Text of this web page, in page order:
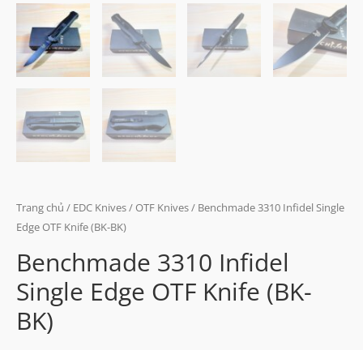
Trang chủ / EDC Knives/OTF Knives/ Benchmade 3310 Infidel Single
Edge OTF Knife (BK-BK)
Benchmade 3310 Infidel
Single Edge OTF Knife (BK-
BK)